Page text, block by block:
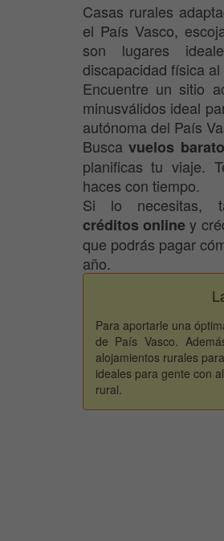
Casas rurales
el País Vasco,
son lugares
discapacidad física
Encuentre un sitio
minusválidos ideal
autónoma del País
Buscavuelos
planificas tu viaje.
haces con tiempo.
Si lo necesitas,
créditos onliney
que podrás pagar
año.
Para aportarle una
de País Vasco.
alojamientos rurales
ideales para gente con
rural.